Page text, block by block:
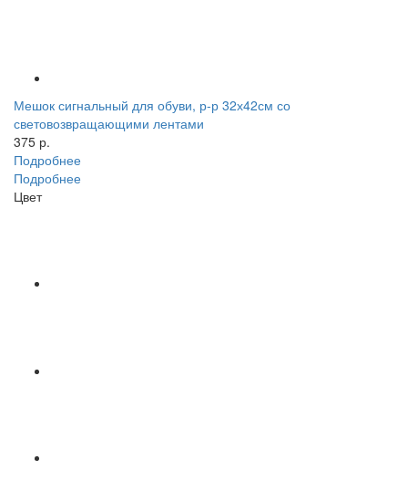
Мешок сигнальный для обуви, р-р 32х42см со
световозвращающими лентами
375 р.
Подробнее
Подробнее
Цвет